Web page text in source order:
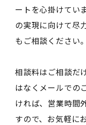
ートを心掛けてい
の実現に向けて尽
もご相談ください。
相談料はご相談だ
はなくメールでの
ければ、営業時間
すので、お気軽に